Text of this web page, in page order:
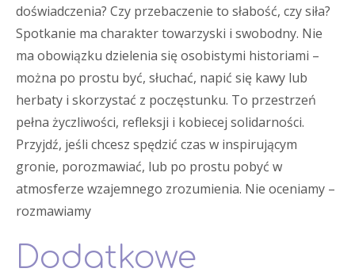
doświadczenia? Czy przebaczenie to słabość, czy siła?
Spotkanie ma charakter towarzyski i swobodny. Nie
ma obowiązku dzielenia się osobistymi historiami –
można po prostu być, słuchać, napić się kawy lub
herbaty i skorzystać z poczęstunku. To przestrzeń
pełna życzliwości, refleksji i kobiecej solidarności.
Przyjdź, jeśli chcesz spędzić czas w inspirującym
gronie, porozmawiać, lub po prostu pobyć w
atmosferze wzajemnego zrozumienia. Nie oceniamy –
rozmawiamy
Dodatkowe